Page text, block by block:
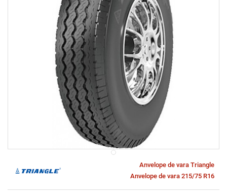
Anvelope de vara Triangle
Anvelope de vara 215/75 R16